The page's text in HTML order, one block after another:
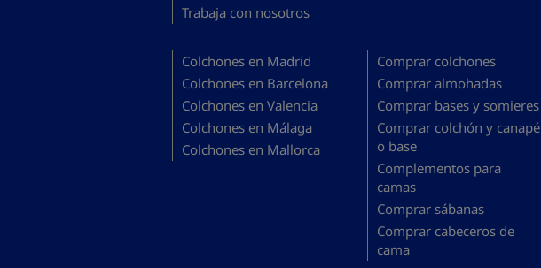
Trabaja con nosotros
Colchones en Madrid
Colchones en Barcelona
Colchones en Valencia
Colchones en Málaga
Colchones en Mallorca
Comprar colchones
Comprar almohadas
Comprar bases y somieres
Comprar colchón y canapé
o base
Complementos para
camas
Comprar sábanas
Comprar cabeceros de
cama